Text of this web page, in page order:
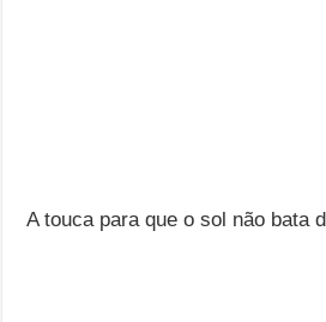
A touca para que o sol não bata